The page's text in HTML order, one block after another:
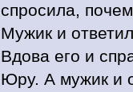
спросила,
Мужик и
Вдова его и
Юру. А мужик и